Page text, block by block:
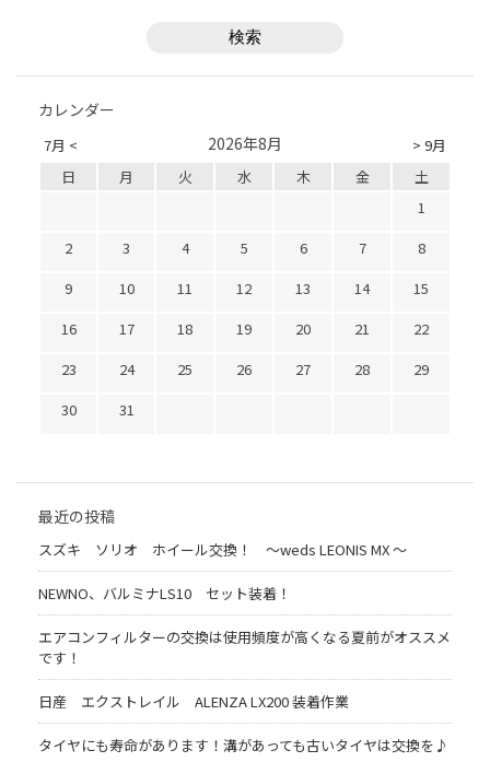
カレンダー
7月 < > 9月
2026年8月
日 月 火 水 木 金
土
1
2
3 4 5 6 7
8
9
10 11 12 13 14
15
16
17 18 19 20 21
22
23
24 25 26 27 28
29
30
31
最近の投稿
スズキ ソリオ ホイール交換！ 〜weds LEONIS MX 〜
NEWNO、バルミナLS10 セット装着！
エアコンフィルターの交換は使用頻度が高くなる夏前がオススメ
です！
日産 エクストレイル ALENZA LX200 装着作業
タイヤにも寿命があります！溝があっても古いタイヤは交換を♪